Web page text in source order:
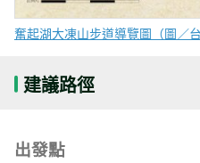
奮起湖大凍山步道導覽圖（圖／
建議路徑
出發點